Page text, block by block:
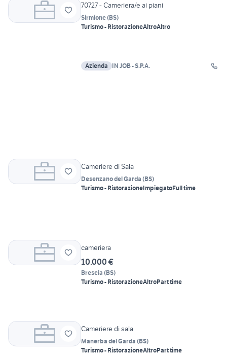
70727 - Cameriera/e ai piani
Sirmione(BS)
Turismo - RistorazioneAltroAltro
Azienda IN JOB - S.P.A.
Cameriere di Sala
Desenzano del Garda (BS)
Turismo - RistorazioneImpiegatoFull time
cameriera
10.000 €
Brescia (BS)
Turismo - RistorazioneAltroPart time
Cameriere di sala
Manerba del Garda (BS)
Turismo - RistorazioneAltroPart time